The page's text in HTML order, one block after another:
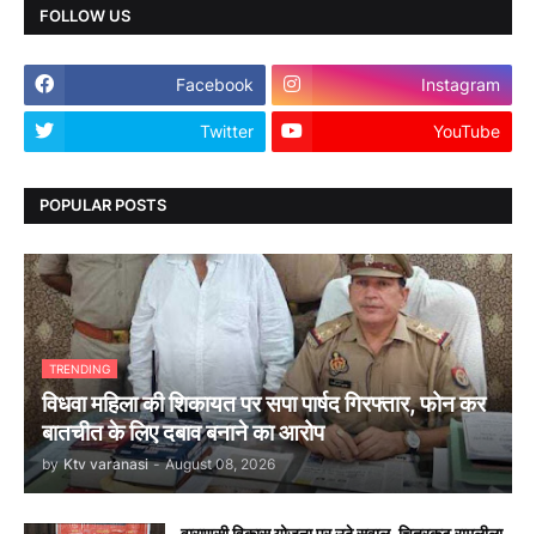
FOLLOW US
Facebook Instagram
Twitter YouTube
POPULAR POSTS
TRENDING
विधवा महिला की शिकायत पर सपा पार्षद गिरफ्तार, फोन कर
बातचीत के लिए दबाव बनाने का आरोप
by Ktv varanasi - August 08, 2026